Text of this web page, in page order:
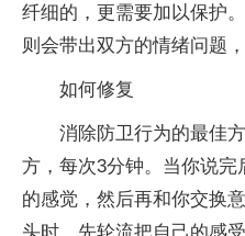
纤细的，更需要加以保护
则会带出双方的情绪问题
如何修复
消除防卫行为的最佳
方，每次3分钟。当你说
的感觉，然后再和你交换
头时，先轮流把自己的感